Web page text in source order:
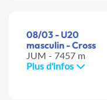
08/03 - U20
masculin - Cross
JUM - 7457 m
Plus d'infos